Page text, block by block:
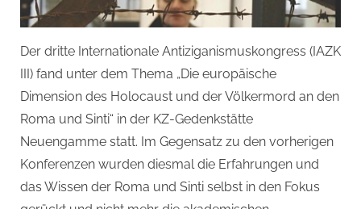
Der dritte Internationale Antiziganismuskongress (IAZK
III) fand unter dem Thema „Die europäische
Dimension des Holocaust und der Völkermord an den
Roma und Sinti“ in der KZ-Gedenkstätte
Neuengamme statt. Im Gegensatz zu den vorherigen
Konferenzen wurden diesmal die Erfahrungen und
das Wissen der Roma und Sinti selbst in den Fokus